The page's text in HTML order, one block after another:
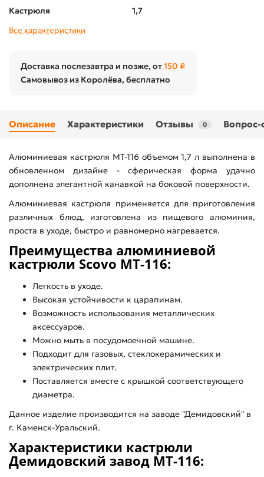
Кастрюля 1,7
Все характеристики
Доставка послезавтра и позже, от150 ₽
Самовывоз из Королёва, бесплатно
Описание Характеристики Отзывы 0 Вопрос-
Алюминиевая кастрюля МТ-116 объемом 1,7 л выполнена в
обновленном дизайне - сферическая форма удачно
дополнена элегантной канавкой на боковой поверхности.
Алюминиевая кастрюля применяется для приготовления
различных блюд, изготовлена из пищевого алюминия,
проста в уходе, быстро и равномерно нагревается.
Преимущества алюминиевой
кастрюли Scovo МТ-116:
Легкость в уходе.
Высокая устойчивости к царапинам.
Возможность использования металлических
аксессуаров.
Можно мыть в посудомоечной машине.
Подходит для газовых, стеклокерамических и
электрических плит.
Поставляется вместе с крышкой соответствующего
диаметра.
Данное изделие производится на заводе "Демидовский" в
г. Каменск-Уральский.
Характеристики кастрюли
Демидовский завод МТ-116: